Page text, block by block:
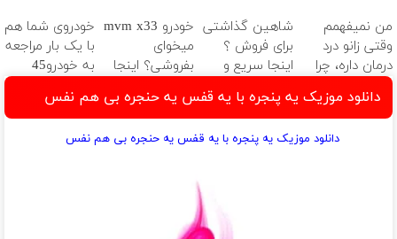
دندان
با40%تخفیف)
بده 🎯
من نمیفهمم
وقتی زانو درد
درمان داره، چرا
دردش رو داری
تحمل میکنی؟❗
شاهین گذاشتی
برای فروش ؟
اینجا سریع و
خودرو mvm x33
میخوای
بفروشی؟ اینجا
فروش میره
خودروی شما هم
با یک بار مراجعه
به خودرو45
شد
دانلود موزیک یه پنجره با یه قفس یه حنجره بی هم نفس
دانلود موزیک یه پنجره با یه قفس یه حنجره بی هم نفس